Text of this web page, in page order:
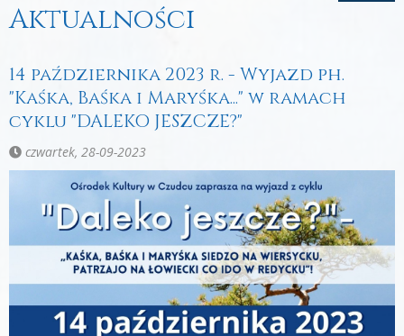
Aktualności
14 października 2023 r. - Wyjazd ph.
"Kaśka, Baśka i Maryśka..." w ramach
cyklu "DALEKO JESZCZE?"
czwartek, 28-09-2023